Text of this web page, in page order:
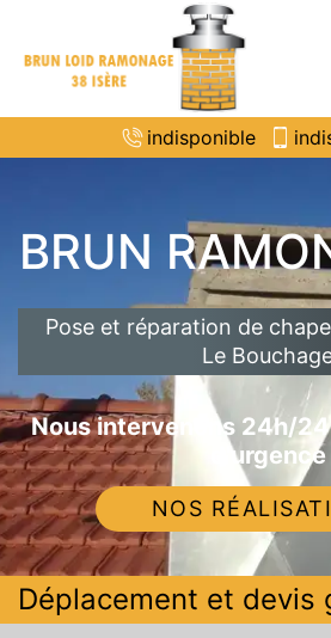
indisponible
BRUN
Pose et réparation de
Le
Nous intervenons 24h/
d'urgence
NOS
Déplacement et devis